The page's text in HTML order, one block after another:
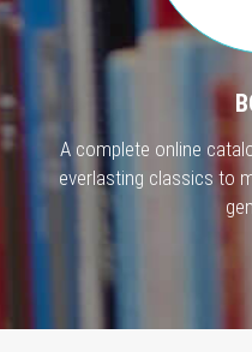
A complete online
everlasting classics to